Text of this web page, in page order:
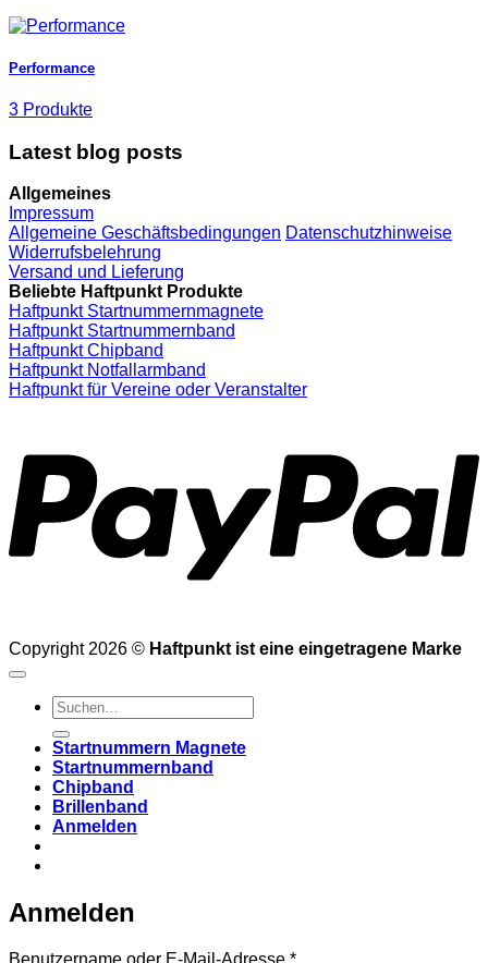
Performance
3 Produkte
Latest blog posts
Allgemeines
Impressum
Allgemeine Geschäftsbedingungen Datenschutzhinweise
Widerrufsbelehrung
Versand und Lieferung
Beliebte Haftpunkt Produkte
Haftpunkt Startnummernmagnete
Haftpunkt Startnummernband
Haftpunkt Chipband
Haftpunkt Notfallarmband
Haftpunkt für Vereine oder Veranstalter
Copyright 2026 © Haftpunkt ist eine eingetragene Marke
Suchen
nach:
Startnummern Magnete
Startnummernband
Chipband
Brillenband
Anmelden
Anmelden
Erforderlich